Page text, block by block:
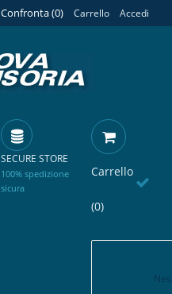
Confronta (0) Carrello Accedi
SECURE STORE
100% spedizione
sicura
Carrello
(0)